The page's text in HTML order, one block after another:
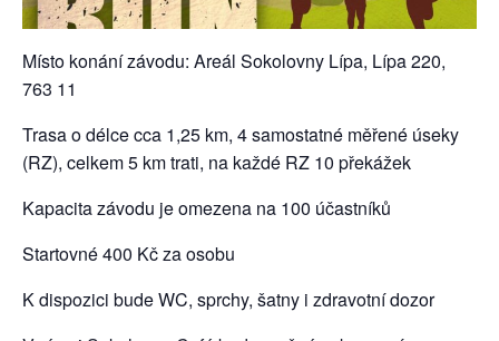
Místo konání závodu: Areál Sokolovny Lípa, Lípa 220,
763 11
Trasa o délce cca 1,25 km, 4 samostatné měřené úseky
(RZ), celkem 5 km trati, na každé RZ 10 překážek
Kapacita závodu je omezena na 100 účastníků
Startovné 400 Kč za osobu
K dispozici bude WC, sprchy, šatny i zdravotní dozor